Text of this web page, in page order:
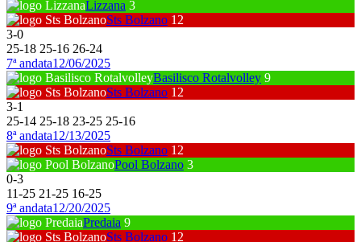
Lizzana 3
Sts Bolzano 12
3-0
25-18 25-16 26-24
7ª andata12/06/2025
Basilisco Rotalvolley 9
Sts Bolzano 12
3-1
25-14 25-18 23-25 25-16
8ª andata12/13/2025
Sts Bolzano 12
Pool Bolzano 3
0-3
11-25 21-25 16-25
9ª andata12/20/2025
Predaia 9
Sts Bolzano 12